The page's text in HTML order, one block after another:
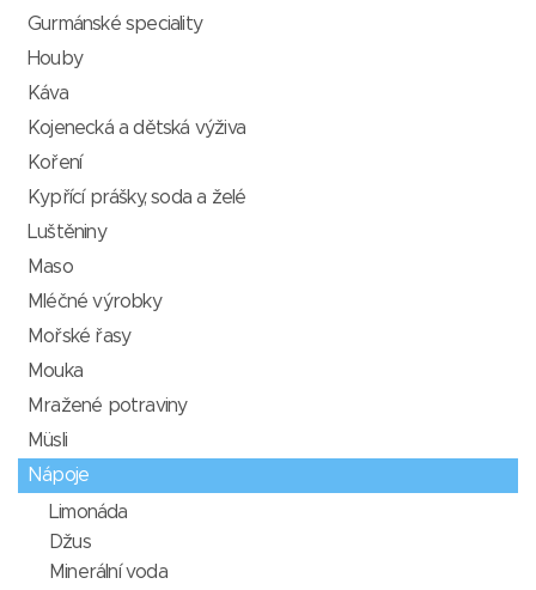
Gurmánské speciality
Houby
Káva
Kojenecká a dětská výživa
Koření
Kypřící prášky, soda a želé
Luštěniny
Maso
Mléčné výrobky
Mořské řasy
Mouka
Mražené potraviny
Müsli
Nápoje
Limonáda
Džus
Minerální voda